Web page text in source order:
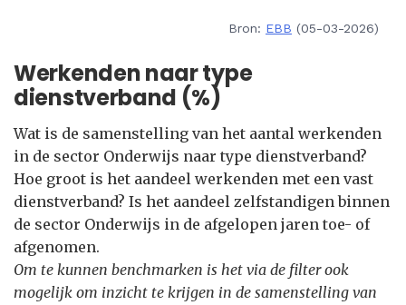
Bron: EBB (05-03-2026)
Werkenden naar type
dienstverband (%)
Wat is de samenstelling van het aantal werkenden
in de sector Onderwijs naar type dienstverband?
Hoe groot is het aandeel werkenden met een vast
dienstverband? Is het aandeel zelfstandigen binnen
de sector Onderwijs in de afgelopen jaren toe- of
afgenomen.
Om te kunnen benchmarken is het via de filter ook
mogelijk om inzicht te krijgen in de samenstelling van